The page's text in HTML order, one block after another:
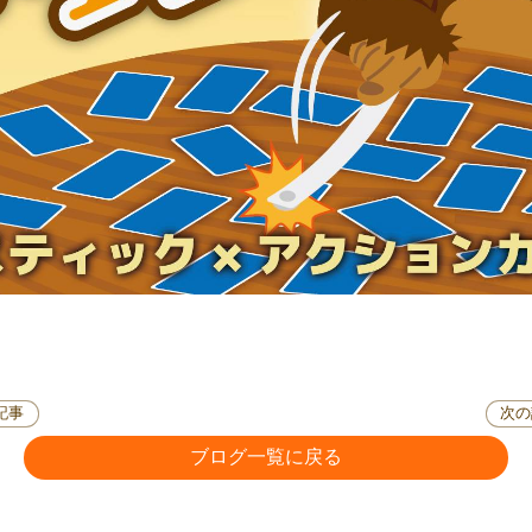
事
ブログ一覧に戻る
次